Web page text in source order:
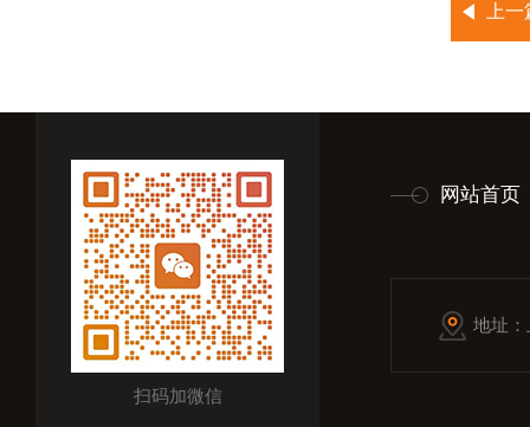
上
扫码加微信
网站首页
地址